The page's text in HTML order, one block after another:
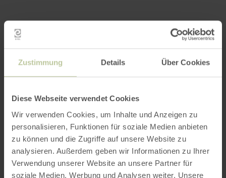
Zustimmung Details Über Cookies
Diese Webseite verwendet Cookies
Wir verwenden Cookies, um Inhalte und Anzeigen zu
personalisieren, Funktionen für soziale Medien anbieten
zu können und die Zugriffe auf unsere Website zu
analysieren. Außerdem geben wir Informationen zu Ihrer
Verwendung unserer Website an unsere Partner für
soziale Medien, Werbung und Analysen weiter. Unsere